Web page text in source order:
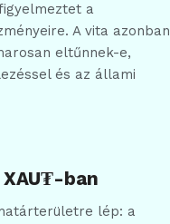
a
A vita azonban
eltűnnek-e,
és az állami
ban
lép: a